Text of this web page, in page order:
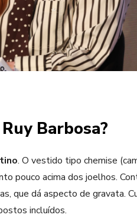
Barbosa?
. O vestido tipo chemise
pouco acima dos joelhos.
que dá aspecto de gravata.
incluídos.